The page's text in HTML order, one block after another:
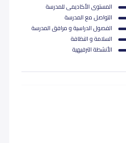
المستوى اﻷكاديمى للمدرسة
التواصل مع المدرسة
الفصول الدراسية و مرافق المدرسة
السلامة و النظافة
اﻷنشطة الترفيهية